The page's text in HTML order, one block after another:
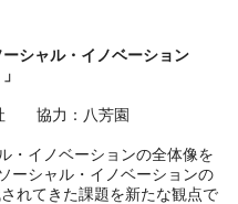
ーシャル・イノベーション
協力：八芳園
・イノベーションの全体像を
ーシャル・イノベーションの
れてきた課題を新たな観点で